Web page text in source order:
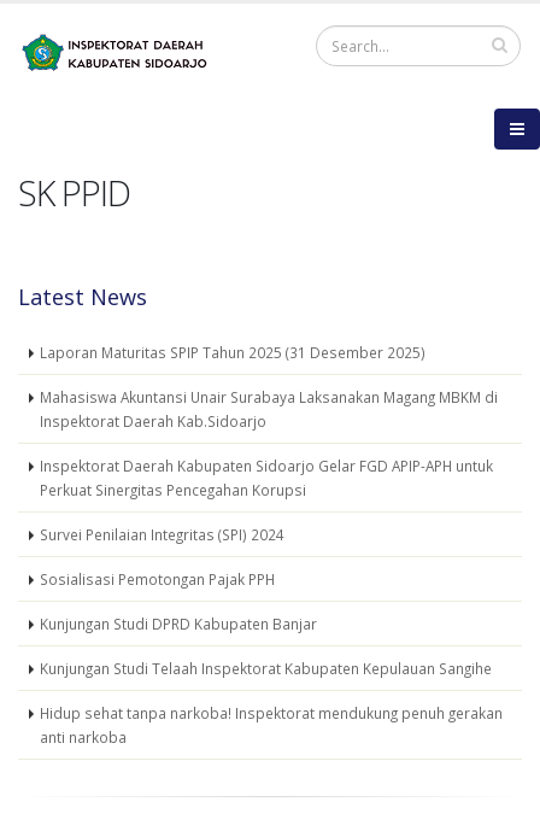
SK PPID
Latest News
Laporan Maturitas SPIP Tahun 2025 (31 Desember 2025)
Mahasiswa Akuntansi Unair Surabaya Laksanakan Magang MBKM di
Inspektorat Daerah Kab.Sidoarjo
Inspektorat Daerah Kabupaten Sidoarjo Gelar FGD APIP-APH untuk
Perkuat Sinergitas Pencegahan Korupsi
Survei Penilaian Integritas (SPI) 2024
Sosialisasi Pemotongan Pajak PPH
Kunjungan Studi DPRD Kabupaten Banjar
Kunjungan Studi Telaah Inspektorat Kabupaten Kepulauan Sangihe
Hidup sehat tanpa narkoba! Inspektorat mendukung penuh gerakan
anti narkoba